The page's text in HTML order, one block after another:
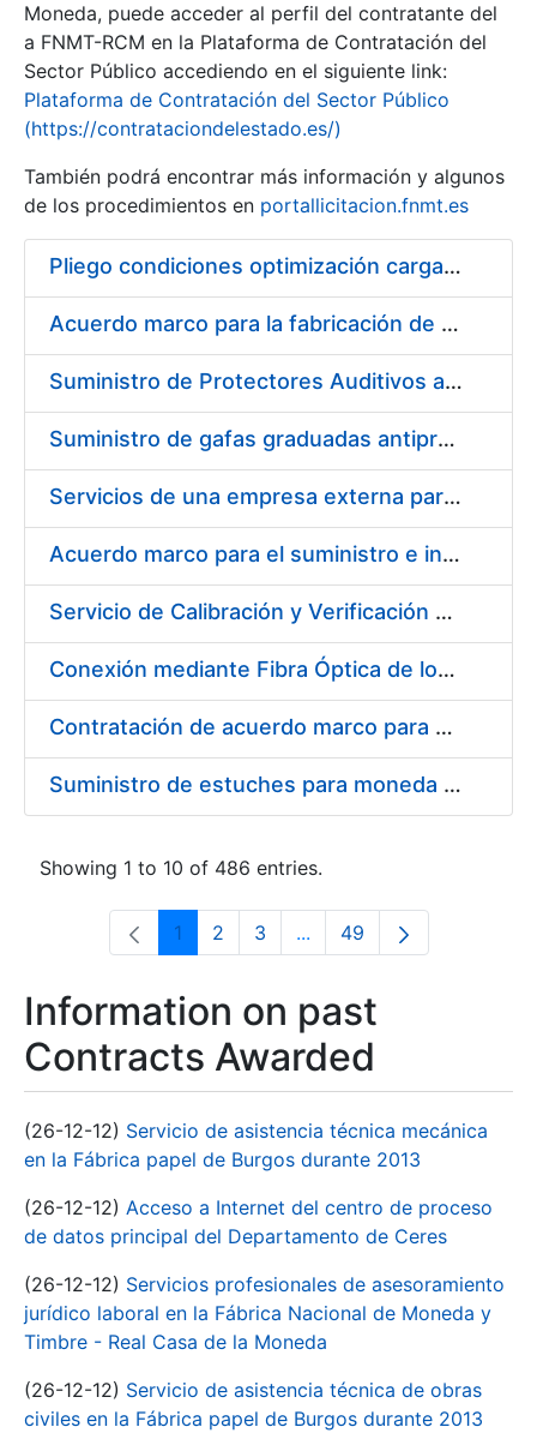
Show/Hide
Moneda, puede acceder al perfil del contratante del
a FNMT-RCM en la Plataforma de Contratación del
Sector Público accediendo en el siguiente link:
Plataforma de Contratación del Sector Público
(https://contrataciondelestado.es/)
También podrá encontrar más información y algunos
de los procedimientos en portallicitacion.fnmt.es
Pliego condiciones optimización cargas compras firmado
Acuerdo marco para la fabricación de piezas
Suministro de Protectores Auditivos a medida para las personas trabajadoras de los Centros de Trabajo de Madrid y Burgos
Suministro de gafas graduadas antiproyecciones para los trabajadores de la FNMT-RCM en los centros de trabajo de Madrid y Burgos
Servicios de una empresa externa para el asesoramiento y resolución de los recursos de alzada que se presentan relacionados con procesos de selección para la FNMT-RCM
Acuerdo marco para el suministro e instalación de persianas, estores y otros complementos
Servicio de Calibración y Verificación Externa de los Equipos de Medición del Servicio de Prevención de la FNMT-RCM
Conexión mediante Fibra Óptica de los Centros de Proceso de Datos (CPDs) de las sedes de la FNMT-RCM de Burgos y Madrid
Contratación de acuerdo marco para el Suministro de Material de Electricidad para la Fábrica Nacional de Moneda y Timbre-Real Casa de la Moneda en su centro de trabajo de Burgos
Suministro de estuches para moneda de 30 €
Showing 1 to 10 of 486 entries.
Page
1 Page
2 Page
3 ...Intermediate Pages Use
Page
49
Information on past
Contracts Awarded
(26-12-12) Servicio de asistencia técnica mecánica
en la Fábrica papel de Burgos durante 2013
(26-12-12) Acceso a Internet del centro de proceso
de datos principal del Departamento de Ceres
(26-12-12) Servicios profesionales de asesoramiento
jurídico laboral en la Fábrica Nacional de Moneda y
Timbre - Real Casa de la Moneda
(26-12-12) Servicio de asistencia técnica de obras
civiles en la Fábrica papel de Burgos durante 2013